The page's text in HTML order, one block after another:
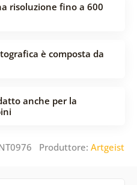
risoluzione fino a 600
è composta da
anche per la
Produttore: Artgeist